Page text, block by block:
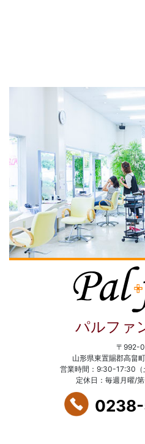
パルファ
〒992-
山形県東置賜郡高畠
営業時間：9:30-17:30（
定休日：毎週月曜/